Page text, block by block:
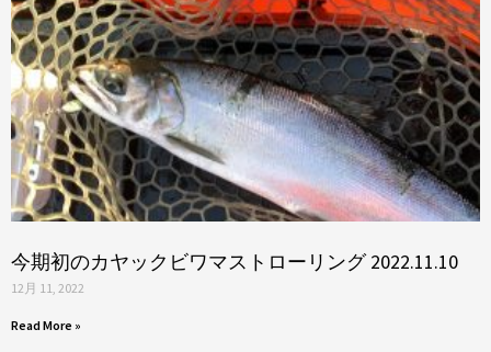
今期初のカヤックビワマストローリング 2022.11.10
12月 11, 2022
Read More »